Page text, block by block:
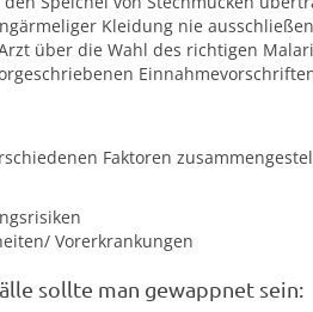
Kleidung nie
über die Wahl des richtigen
Faktoren
Vorerkrankungen
sollte man gewappnet sein: